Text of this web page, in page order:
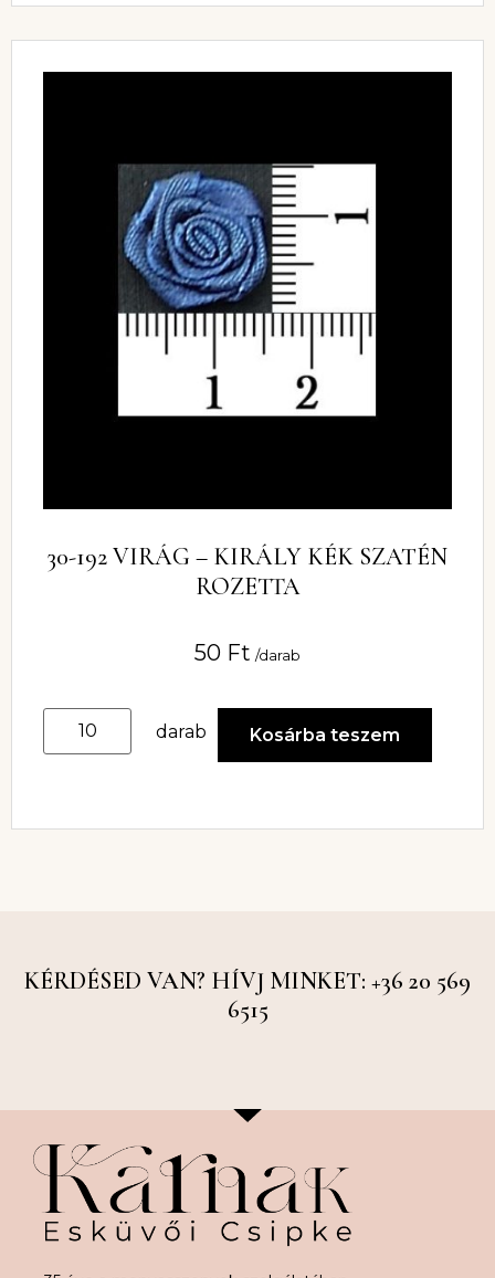
30-192 VIRÁG – KIRÁLY KÉK SZATÉN
ROZETTA
50 Ft /darab
darab Kosárba teszem
KÉRDÉSED VAN? HÍVJ MINKET: +36 20 569
6515